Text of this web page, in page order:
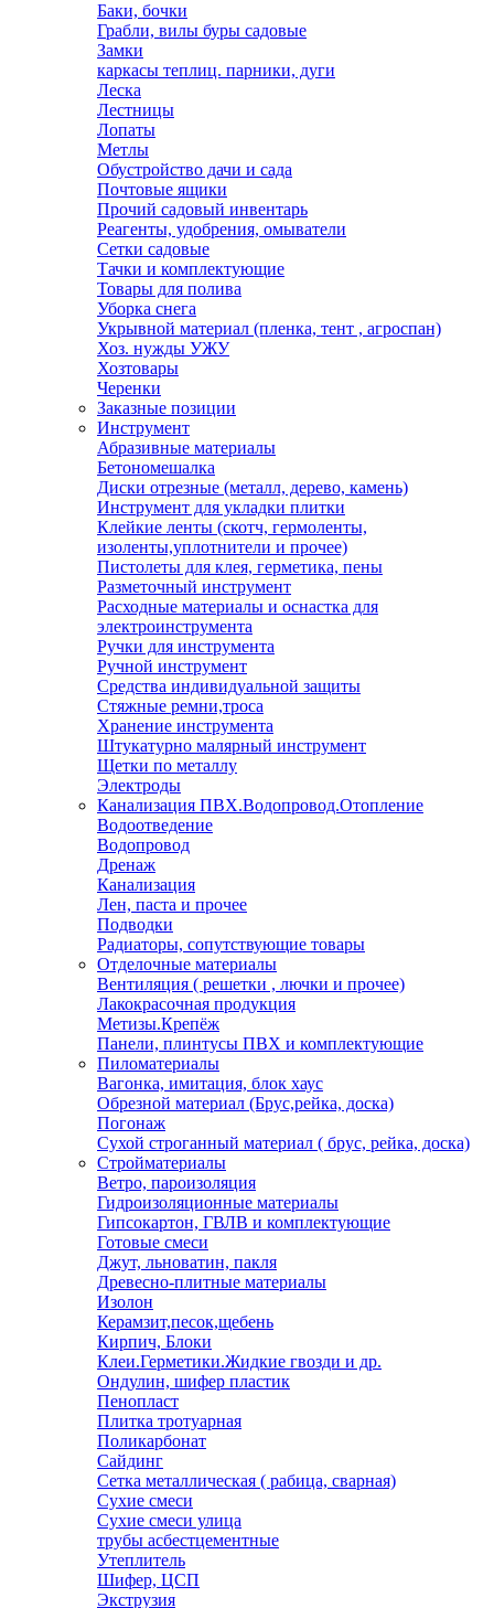
Баки, бочки
Грабли, вилы буры садовые
Замки
каркасы теплиц. парники, дуги
Леска
Лестницы
Лопаты
Метлы
Обустройство дачи и сада
Почтовые ящики
Прочий садовый инвентарь
Реагенты, удобрения, омыватели
Сетки садовые
Тачки и комплектующие
Товары для полива
Уборка снега
Укрывной материал (пленка, тент , агроспан)
Хоз. нужды УЖУ
Хозтовары
Черенки
Заказные позиции
Инструмент
Абразивные материалы
Бетономешалка
Диски отрезные (металл, дерево, камень)
Инструмент для укладки плитки
Клейкие ленты (скотч, гермоленты,
изоленты,уплотнители и прочее)
Пистолеты для клея, герметика, пены
Разметочный инструмент
Расходные материалы и оснастка для
электроинструмента
Ручки для инструмента
Ручной инструмент
Средства индивидуальной защиты
Стяжные ремни,троса
Хранение инструмента
Штукатурно малярный инструмент
Щетки по металлу
Электроды
Канализация ПВХ.Водопровод.Отопление
Водоотведение
Водопровод
Дренаж
Канализация
Лен, паста и прочее
Подводки
Радиаторы, сопутствующие товары
Отделочные материалы
Вентиляция ( решетки , лючки и прочее)
Лакокрасочная продукция
Метизы.Крепёж
Панели, плинтусы ПВХ и комплектующие
Пиломатериалы
Вагонка, имитация, блок хаус
Обрезной материал (Брус,рейка, доска)
Погонаж
Сухой строганный материал ( брус, рейка, доска)
Стройматериалы
Ветро, пароизоляция
Гидроизоляционные материалы
Гипсокартон, ГВЛВ и комплектующие
Готовые смеси
Джут, льноватин, пакля
Древесно-плитные материалы
Изолон
Керамзит,песок,щебень
Кирпич, Блоки
Клеи.Герметики.Жидкие гвозди и др.
Ондулин, шифер пластик
Пенопласт
Плитка тротуарная
Поликарбонат
Сайдинг
Сетка металлическая ( рабица, сварная)
Сухие смеси
Сухие смеси улица
трубы асбестцементные
Утеплитель
Шифер, ЦСП
Экструзия